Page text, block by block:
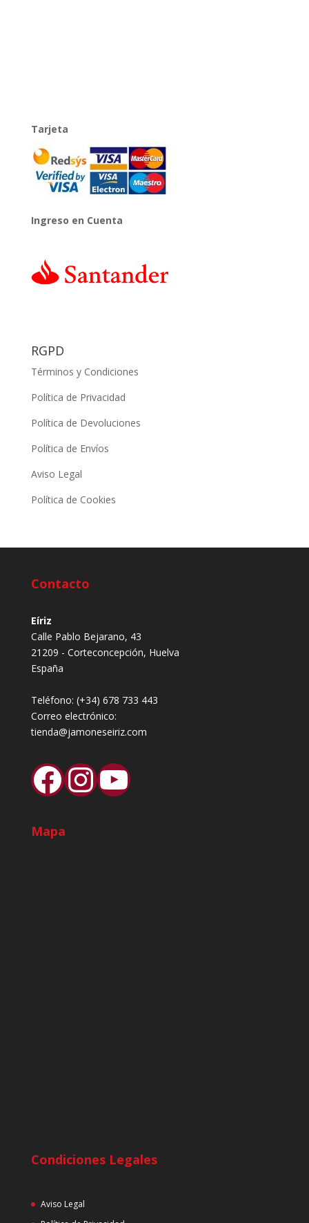
Tarjeta
Ingreso en Cuenta
RGPD
Términos y Condiciones
Política de Privacidad
Política de Devoluciones
Política de Envíos
Aviso Legal
Política de Cookies
Contacto
Eíriz
Calle Pablo Bejarano, 43
21209 - Corteconcepción, Huelva
España
Teléfono: (+34) 678 733 443
Correo electrónico:
tienda@jamoneseiriz.com
Facebook
Instagram
YouTube
Mapa
Condiciones Legales
Aviso Legal